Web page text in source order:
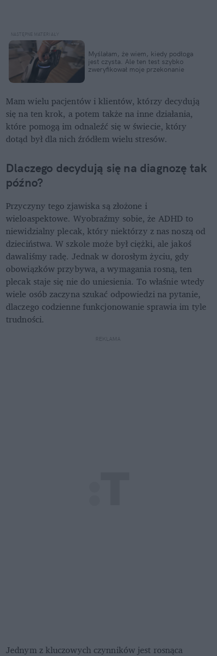
Myślałam, że wiem, kiedy podłoga
jest czysta. Ale ten test szybko
zweryfikował moje przekonanie
Mam wielu pacjentów i klientów, którzy decydują
się na ten krok, a potem także na inne działania,
które pomogą im odnaleźć się w świecie, który
dotąd był dla nich źródłem wielu stresów.
Dlaczego decydują się na diagnozę tak
późno?
Przyczyny tego zjawiska są złożone i
wieloaspektowe. Wyobraźmy sobie, że ADHD to
niewidzialny plecak, który niektórzy z nas noszą od
dzieciństwa. W szkole może był ciężki, ale jakoś
dawaliśmy radę. Jednak w dorosłym życiu, gdy
obowiązków przybywa, a wymagania rosną, ten
plecak staje się nie do uniesienia. To właśnie wtedy
wiele osób zaczyna szukać odpowiedzi na pytanie,
dlaczego codzienne funkcjonowanie sprawia im tyle
trudności.
REKLAMA
Jednym z kluczowych czynników jest rosnąca